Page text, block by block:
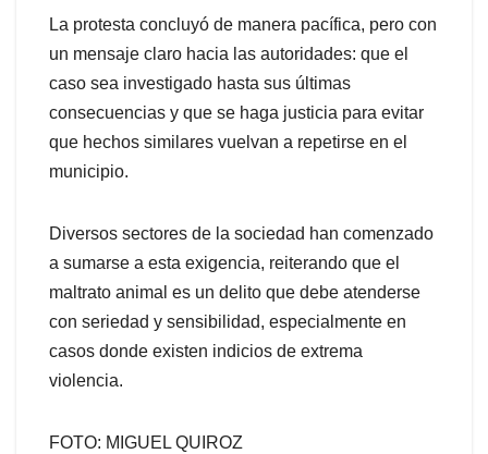
La protesta concluyó de manera pacífica, pero con
un mensaje claro hacia las autoridades: que el
caso sea investigado hasta sus últimas
consecuencias y que se haga justicia para evitar
que hechos similares vuelvan a repetirse en el
municipio.
Diversos sectores de la sociedad han comenzado
a sumarse a esta exigencia, reiterando que el
maltrato animal es un delito que debe atenderse
con seriedad y sensibilidad, especialmente en
casos donde existen indicios de extrema
violencia.
FOTO: MIGUEL QUIROZ